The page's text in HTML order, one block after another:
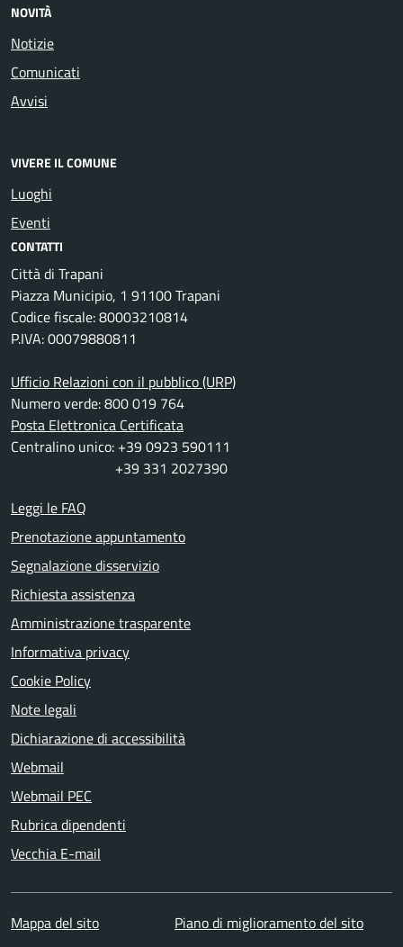
NOVITÀ
Notizie
Comunicati
Avvisi
VIVERE IL COMUNE
Luoghi
Eventi
CONTATTI
Città di Trapani
Piazza Municipio, 1 91100 Trapani
Codice fiscale: 80003210814
P.IVA: 00079880811
Ufficio Relazioni con il pubblico (URP)
Numero verde: 800 019 764
Posta Elettronica Certificata
Centralino unico: +39 0923 590111
+39 331 2027390
Leggi le FAQ
Prenotazione appuntamento
Segnalazione disservizio
Richiesta assistenza
Amministrazione trasparente
Informativa privacy
Cookie Policy
Note legali
Dichiarazione di accessibilità
Webmail
Webmail PEC
Rubrica dipendenti
Vecchia E-mail
Mappa del sito Piano di miglioramento del sito